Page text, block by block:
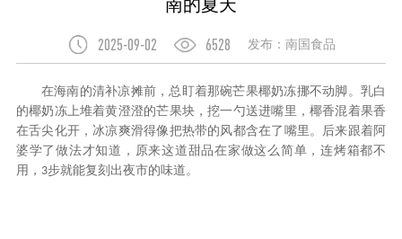
南的夏天
2025-09-02 6528 发布：南国食品
在海南的清补凉摊前，总盯着那碗芒果椰奶冻挪不动脚。乳白
的椰奶冻上堆着黄澄澄的芒果块，挖一勺送进嘴里，椰香混着果香
在舌尖化开，冰凉爽滑得像把热带的风都含在了嘴里。后来跟着阿
婆学了做法才知道，原来这道甜品在家做这么简单，连烤箱都不
用， 3步就能复刻出夜市的味道。